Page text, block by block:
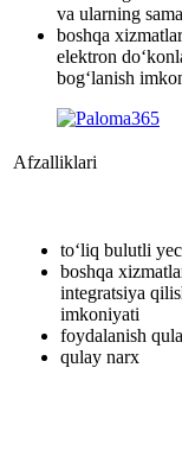
va ularning
boshqa
elektron
bog‘lanish
Afzalliklari
to‘liq bulutli
boshqa
integratsiya
imkoniyati
foydalanish
qulay narx